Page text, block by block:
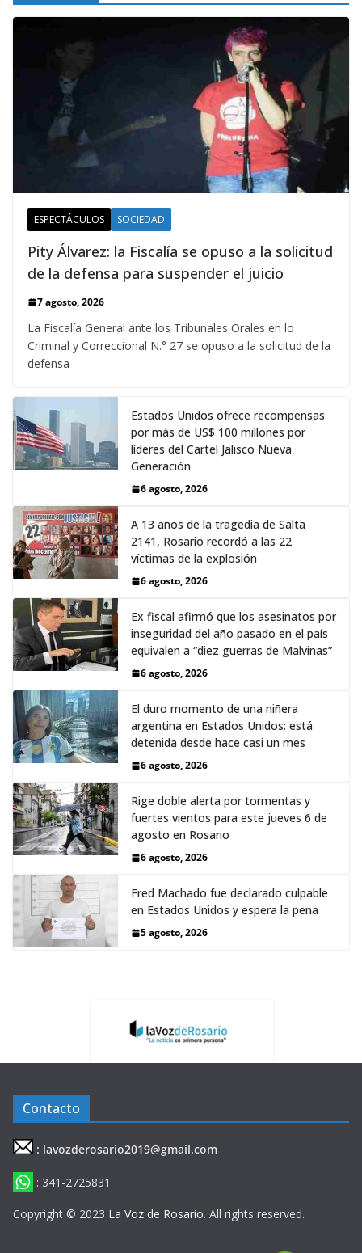
ESPECTÁCULOS SOCIEDAD
Pity Álvarez: la Fiscalía se opuso a la solicitud
de la defensa para suspender el juicio
7 agosto, 2026
La Fiscalía General ante los Tribunales Orales en lo
Criminal y Correccional N.° 27 se opuso a la solicitud de la
defensa
Estados Unidos ofrece recompensas
por más de US$ 100 millones por
líderes del Cartel Jalisco Nueva
Generación
6 agosto, 2026
A 13 años de la tragedia de Salta
2141, Rosario recordó a las 22
víctimas de la explosión
6 agosto, 2026
Ex fiscal afirmó que los asesinatos por
inseguridad del año pasado en el país
equivalen a “diez guerras de Malvinas”
6 agosto, 2026
El duro momento de una niñera
argentina en Estados Unidos: está
detenida desde hace casi un mes
6 agosto, 2026
Rige doble alerta por tormentas y
fuertes vientos para este jueves 6 de
agosto en Rosario
6 agosto, 2026
Fred Machado fue declarado culpable
en Estados Unidos y espera la pena
5 agosto, 2026
Contacto
: lavozderosario2019@gmail.com
: 341-2725831
Copyright © 2023 La Voz de Rosario. All rights reserved.